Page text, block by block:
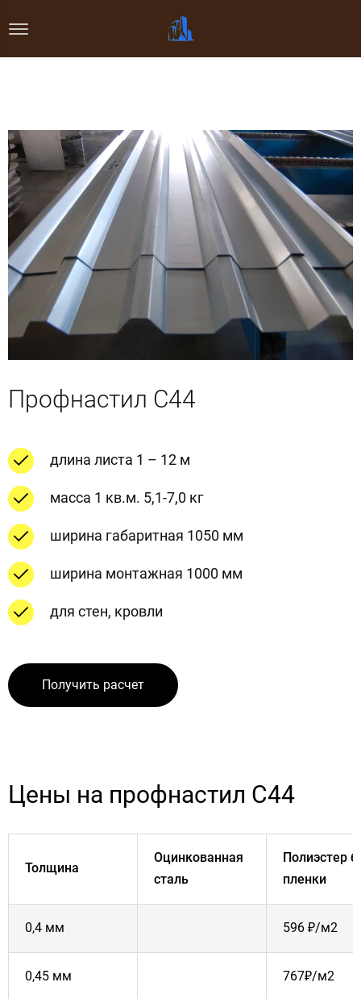
Профнастил С44
длина листа 1 – 12 м
масса 1 кв.м. 5,1-7,0 кг
ширина габаритная 1050 мм
ширина монтажная 1000 мм
для стен, кровли
Получить расчет
Цены на профнастил С44
Толщина
Оцинкованная
сталь
Полиэстер
пленки
0,4 мм 596 ₽/м2
0,45 мм 767₽/м2